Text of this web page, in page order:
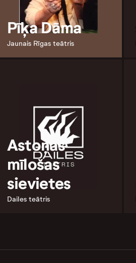
Pīķa Dāma
Jaunais Rīgas teātris
Astoņas
mīlošas
sievietes
Dailes teātris